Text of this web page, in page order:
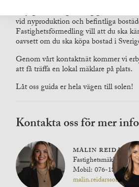
möjlighet att vägleda dig genom hela
vid nyproduktion och befintliga
Fastighetsförmedling vill att du ska
oavsett om du ska köpa bostad i
Genom vårt kontaktnät kommer vi
att få träffa en lokal mäklare på plats.
Låt oss guida er hela vägen till solen!
Kontakta oss för mer info
MALIN
Fastighetsmäklare
Mobil: 076-180 44 01